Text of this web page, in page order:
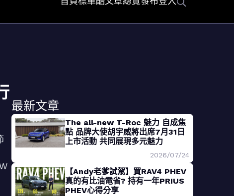
最新文章
The all-new T-Roc 魅力 自成焦
點 品牌大使胡宇威將出席7月31日
上市活動 共同展現多元魅力
2026/07/24
【Andy老爹試駕】買RAV4 PHEV
真的有比油電省? 持有一年PRIUS
PHEV心得分享